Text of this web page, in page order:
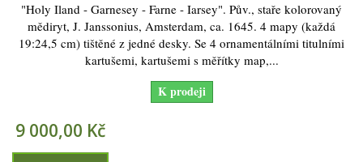
"Holy Iland - Garnesey - Farne - Iarsey". Pův., staře kolorovaný
mědiryt, J. Janssonius, Amsterdam, ca. 1645. 4 mapy (každá
19:24,5 cm) tištěné z jedné desky. Se 4 ornamentálními titulními
kartušemi, kartušemi s měřítky map,...
K prodeji
9 000,00 Kč